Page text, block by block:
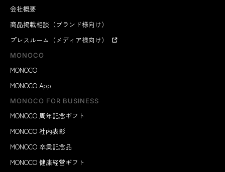
会社概要
商品掲載相談（ブランド様向け）
プレスルーム（メディア様向け）
MONOCO
MONOCO
MONOCO App
MONOCO FOR BUSINESS
MONOCO 周年記念ギフト
MONOCO 社内表彰
MONOCO 卒業記念品
MONOCO 健康経営ギフト